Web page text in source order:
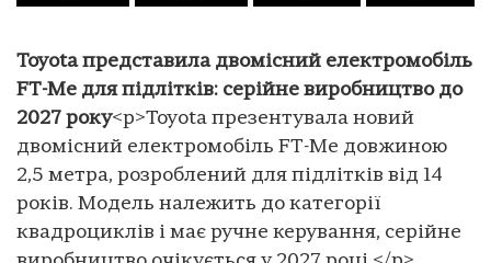
Toyota представила двомісний електромобіль
FT-Me для підлітків: серійне виробництво до
2027 року<p>Toyota презентувала новий
двомісний електромобіль FT-Me довжиною
2,5 метра, розроблений для підлітків від 14
років. Модель належить до категорії
квадроциклів і має ручне керування, серійне